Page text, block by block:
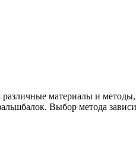
материалы и
Выбор метода